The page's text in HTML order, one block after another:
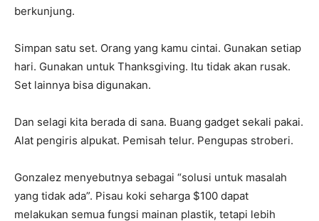
berkunjung.
Simpan satu set. Orang yang kamu cintai. Gunakan setiap
hari. Gunakan untuk Thanksgiving. Itu tidak akan rusak.
Set lainnya bisa digunakan.
Dan selagi kita berada di sana. Buang gadget sekali pakai.
Alat pengiris alpukat. Pemisah telur. Pengupas stroberi.
Gonzalez menyebutnya sebagai “solusi untuk masalah
yang tidak ada”. Pisau koki seharga $100 dapat
melakukan semua fungsi mainan plastik, tetapi lebih